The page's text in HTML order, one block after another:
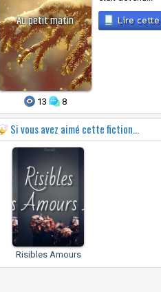
Au petit matin
13 8
Lire
Si vous avez aimé cette fiction...
Risibles Amours